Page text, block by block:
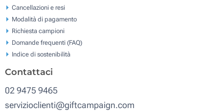
Cancellazioni e resi
Modalità di pagamento
Richiesta campioni
Domande frequenti (FAQ)
Indice di sostenibilità
Contattaci
02 9475 9465
servizioclienti@giftcampaign.com